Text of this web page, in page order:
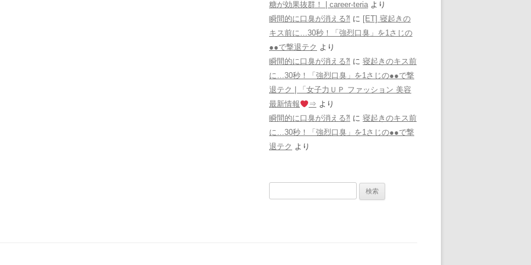
糖が効果抜群！ | career-teria より
瞬間的に口臭が消える⁈ に [ET] 寝起きの
キス前に…30秒！「強烈口臭」を1さじの
●●で撃退テク より
瞬間的に口臭が消える⁈ に 寝起きのキス前
に…30秒！「強烈口臭」を1さじの●●で撃
退テク | 「女子力ＵＰ ファッション 美容
最新情報
⇒ より
瞬間的に口臭が消える⁈ に 寝起きのキス前
に…30秒！「強烈口臭」を1さじの●●で撃
退テク より